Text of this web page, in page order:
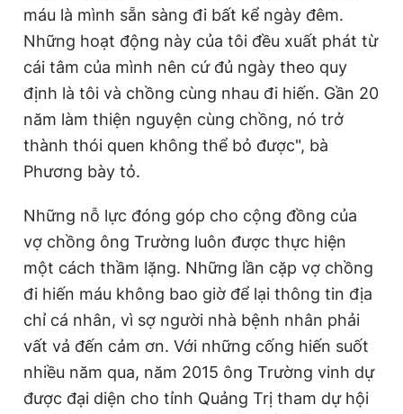
máu là mình sẵn sàng đi bất kể ngày đêm.
Những hoạt động này của tôi đều xuất phát từ
cái tâm của mình nên cứ đủ ngày theo quy
định là tôi và chồng cùng nhau đi hiến. Gần 20
năm làm thiện nguyện cùng chồng, nó trở
thành thói quen không thể bỏ được", bà
Phương bày tỏ.
Những nỗ lực đóng góp cho cộng đồng của
vợ chồng ông Trường luôn được thực hiện
một cách thầm lặng. Những lần cặp vợ chồng
đi hiến máu không bao giờ để lại thông tin địa
chỉ cá nhân, vì sợ người nhà bệnh nhân phải
vất vả đến cảm ơn. Với những cống hiến suốt
nhiều năm qua, năm 2015 ông Trường vinh dự
được đại diện cho tỉnh Quảng Trị tham dự hội